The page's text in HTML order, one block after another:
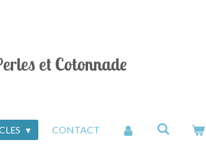
et Cotonnade
CONTACT